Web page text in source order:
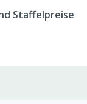
Staffelpreise